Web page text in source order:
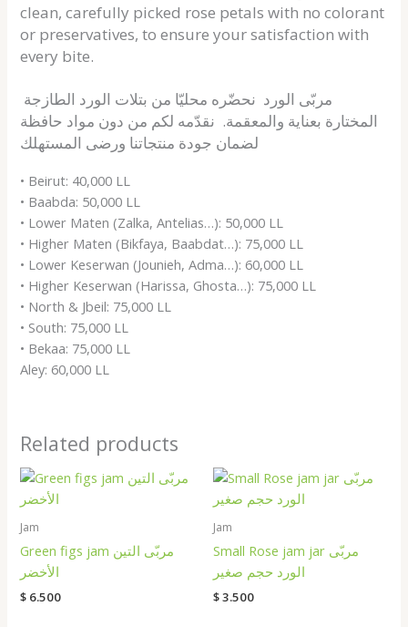
clean, carefully picked rose petals with no colorant
or preservatives, to ensure your satisfaction with
every bite.
المختارة بعناية والمعقمة. نقدّمه لكم من دون مواد حافظة
لضمان جودة منتجاتنا ورضى
• Beirut: 40,000 LL
• Baabda: 50,000 LL
• Lower Maten (Zalka, Antelias…): 50,000 LL
• Higher Maten (Bikfaya, Baabdat…): 75,000 LL
• Lower Keserwan (Jounieh, Adma…): 60,000 LL
• Higher Keserwan (Harissa, Ghosta…): 75,000 LL
• North & Jbeil: 75,000 LL
• South: 75,000 LL
• Bekaa: 75,000 LL
Aley: 60,000 LL
Related products
Jam
Green figs jam مربّى التين
الأخضر
$ 6.500
Jam
Small Rose jam jar مربّى
الورد حجم صغير
$3.500